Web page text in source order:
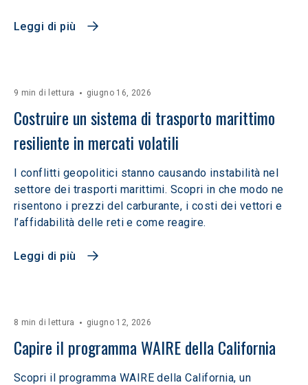
Leggi di più
9 min di lettura giugno 16, 2026
Costruire un sistema di trasporto marittimo
resiliente in mercati volatili
I conflitti geopolitici stanno causando instabilità nel
settore dei trasporti marittimi. Scopri in che modo ne
risentono i prezzi del carburante, i costi dei vettori e
l’affidabilità delle reti e come reagire.
Leggi di più
8 min di lettura giugno 12, 2026
Capire il programma WAIRE della California
Scopri il programma WAIRE della California, un